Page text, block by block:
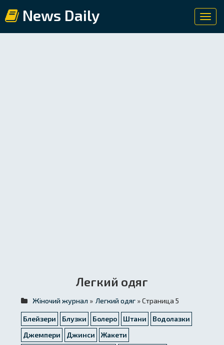
News Daily
Легкий одяг
Жіночий журнал » Легкий одяг » Страница 5
Блейзери Блузки Болеро Штани
Водолазки
Джемпери
Джинси
Жакети